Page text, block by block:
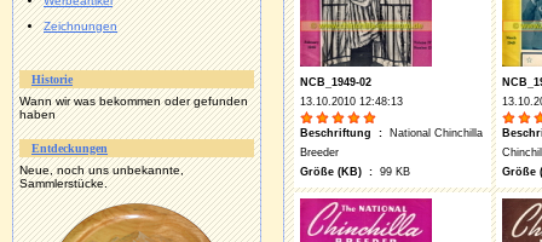
Zeichnungen
Historie
Wann wir was bekommen oder gefunden
haben
Entdeckungen
Neue, noch uns unbekannte,
Sammlerstücke.
NCB_1949-02
13.10.2010 12:48:13
Beschriftung : National Chinchilla
Breeder
Größe (KB) : 99 KB